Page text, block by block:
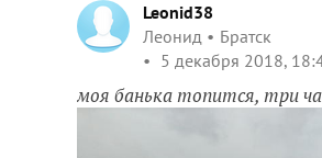
Leonid38
Леонид
Братск
5 декабря 2018,
моя банька топится, три